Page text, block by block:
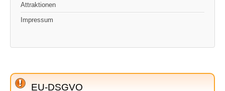
Attraktionen
Impressum
EU-DSGVO